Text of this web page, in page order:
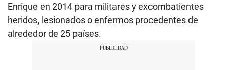
Enrique en 2014 para militares y excombatientes
heridos, lesionados o enfermos procedentes de
alrededor de 25 países.